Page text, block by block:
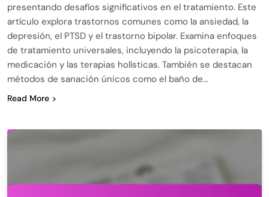
presentando desafíos significativos en el tratamiento. Este
artículo explora trastornos comunes como la ansiedad, la
depresión, el PTSD y el trastorno bipolar. Examina enfoques
de tratamiento universales, incluyendo la psicoterapia, la
medicación y las terapias holísticas. También se destacan
métodos de sanación únicos como el baño de…
Read More